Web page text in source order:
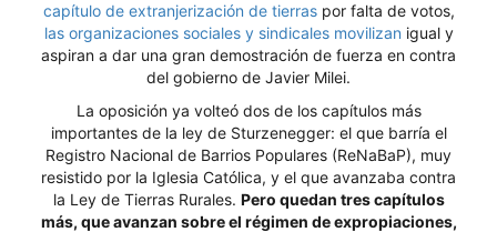
capítulo de extranjerización de tierraspor falta de votos,
las organizaciones sociales y sindicales movilizan igual y
aspiran a dar una gran demostración de fuerza en contra
del gobierno de Javier Milei.
La oposición ya volteó dos de los capítulos más
importantes de la ley de Sturzenegger: el que barría el
Registro Nacional de Barrios Populares (ReNaBaP), muy
resistido por la Iglesia Católica, y el que avanzaba contra
la Ley de Tierras Rurales. Pero quedan tres capítulos
más, que avanzan sobre el régimen de expropiaciones,